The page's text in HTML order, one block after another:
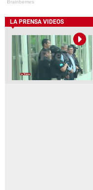
LA PRENSA VIDEOS